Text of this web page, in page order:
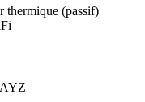
thermique (passif)